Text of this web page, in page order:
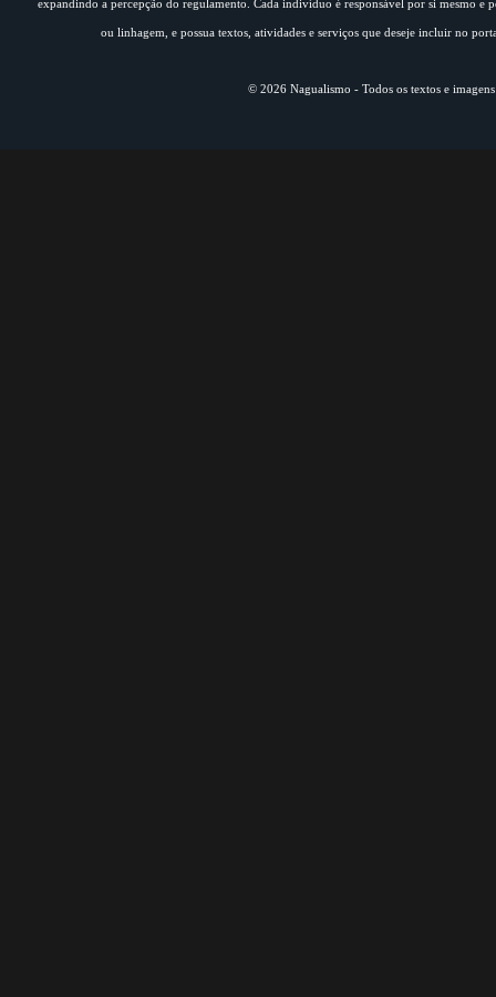
expandindo a percepção do regulamento. Cada indivíduo é responsável por si mesmo
ou linhagem, e possua textos, atividades e serviços que deseje incluir no
© 2026 Nagualismo - Todos os textos e